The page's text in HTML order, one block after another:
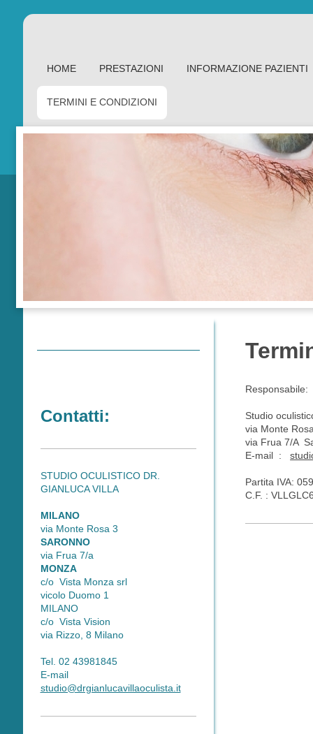
HOME PRESTAZIONI INFORMAZIONE PAZIENTI
TERMINI E CONDIZIONI
Responsabile:
Studio
via Monte
via Frua 7/A
E-mail :
Partita IVA:
C.F. :
Contatti:
STUDIO OCULISTICO DR.
GIANLUCA VILLA
MILANO
via Monte Rosa 3
SARONNO
via Frua 7/a
MONZA
c/o Vista Monza srl
vicolo Duomo 1
MILANO
c/o Vista Vision
via Rizzo, 8 Milano
Tel. 02 43981845
E-mail
studio@drgianlucavillaoculista.it